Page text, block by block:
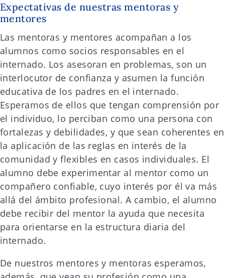
Expectativas de nuestras mentoras y
mentores
Las mentoras y mentores acompañan a los
alumnos como socios responsables en el
internado. Los asesoran en problemas, son un
interlocutor de confianza y asumen la función
educativa de los padres en el internado.
Esperamos de ellos que tengan comprensión por
el individuo, lo perciban como una persona con
fortalezas y debilidades, y que sean coherentes en
la aplicación de las reglas en interés de la
comunidad y flexibles en casos individuales. El
alumno debe experimentar al mentor como un
compañero confiable, cuyo interés por él va más
allá del ámbito profesional. A cambio, el alumno
debe recibir del mentor la ayuda que necesita
para orientarse en la estructura diaria del
internado.
De nuestros mentores y mentoras esperamos,